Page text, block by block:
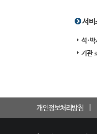
서비
석·
기관
개인정보처리방침